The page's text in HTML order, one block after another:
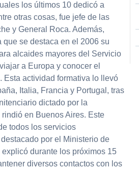
los últimos 10 dedicó a
otras cosas, fue jefe de las
y General Roca. Además,
se destaca en el 2006 su
alcaides mayores del Servicio
a Europa y conocer el
Esta actividad formativa lo llevó
Italia, Francia y Portugal, tras
dictado por la
en Buenos Aires. Este
todos los servicios
por el Ministerio de
durante los próximos 15
diversos contactos con los